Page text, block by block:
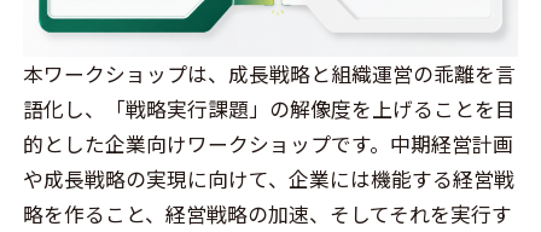
本ワークショップは、成長戦略と組織運営の乖離を言
語化し、「戦略実行課題」の解像度を上げることを目
的とした企業向けワークショップです。中期経営計画
や成長戦略の実現に向けて、企業には機能する経営戦
略を作ること、経営戦略の加速、そしてそれを実行す